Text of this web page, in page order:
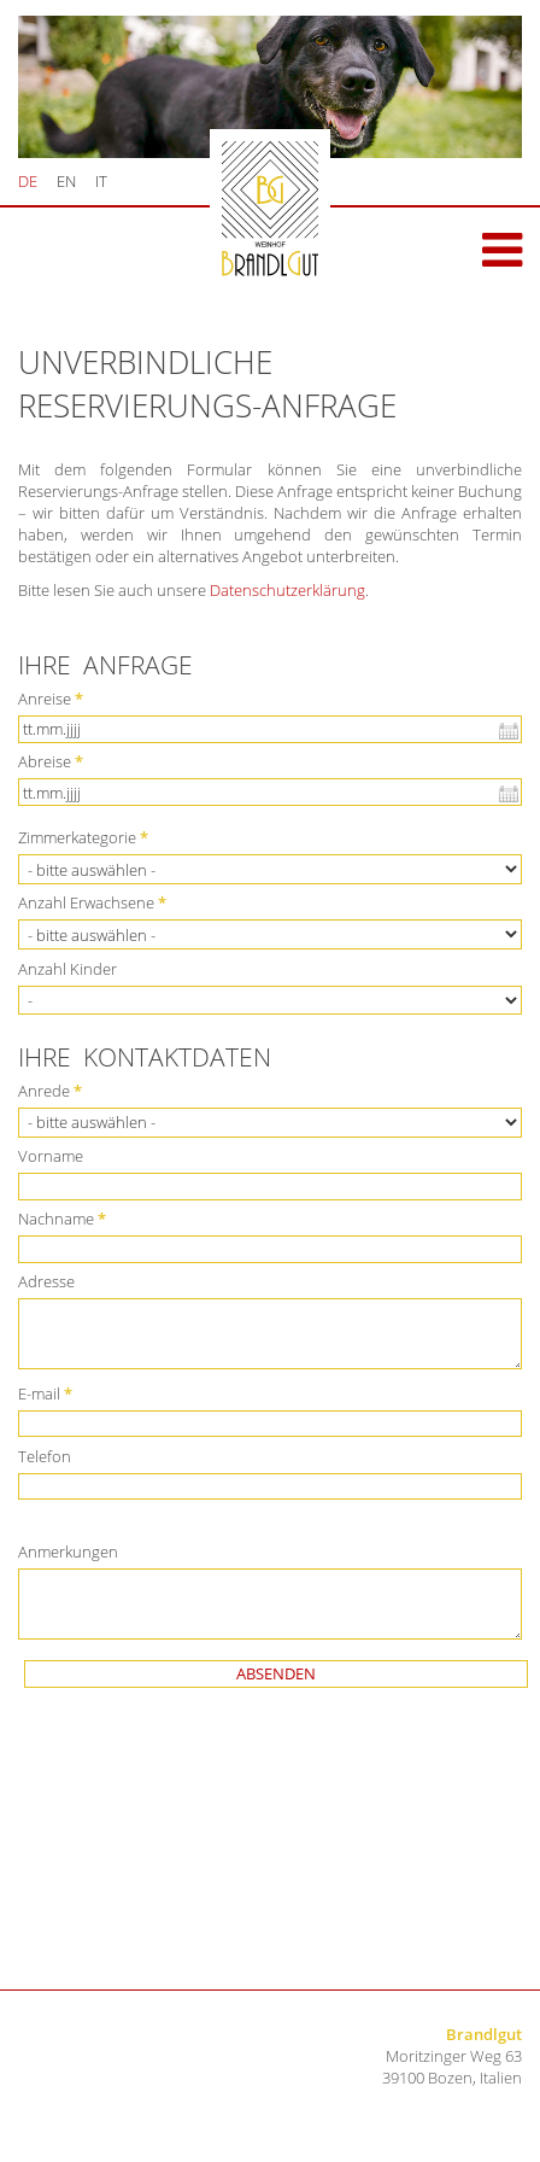
DE EN IT
UNVERBINDLICHE
RESERVIERUNGS-ANFRAGE
Mit dem folgenden Formular können Sie eine unverbindliche
Reservierungs-Anfrage stellen. Diese Anfrage entspricht keiner Buchung
– wir bitten dafür um Verständnis. Nachdem wir die Anfrage erhalten
haben, werden wir Ihnen umgehend den gewünschten Termin
bestätigen oder ein alternatives Angebot unterbreiten.
Bitte lesen Sie auch unsere Datenschutzerklärung.
IHRE ANFRAGE
Anreise*
Abreise*
Zimmerkategorie*
Anzahl Erwachsene*
Anzahl Kinder
IHRE KONTAKTDATEN
Anrede*
Vorname
Nachname*
Adresse
E-mail *
Telefon
Anmerkungen
Brandlgut
Moritzinger Weg 63
39100 Bozen, Italien